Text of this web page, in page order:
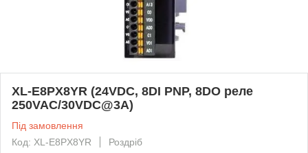
XL-E8PX8YR (24VDC, 8DI PNP, 8DO реле
250VAC/30VDC@3A)
Під замовлення
Код: XL-E8PX8YR
Роздріб